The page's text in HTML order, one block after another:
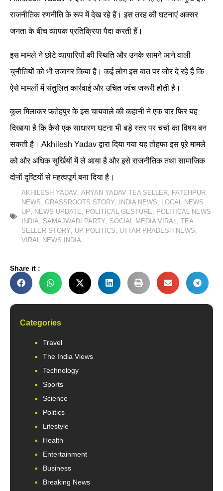
राजनीतिक रणनीति के रूप में देख रहे हैं। इस तरह की घटनाएं अक्सर
जनता के बीच व्यापक प्रतिक्रिया पैदा करती हैं।
इस मामले ने छोटे व्यापारियों की स्थिति और उनके सामने आने वाली
चुनौतियों को भी उजागर किया है। कई लोग इस बात पर जोर दे रहे हैं कि
ऐसे मामलों में संतुलित कार्रवाई और उचित जांच जरूरी होती है।
कुल मिलाकर फतेहपुर के इस चायवाले की कहानी ने एक बार फिर यह
दिखाया है कि कैसे एक साधारण घटना भी बड़े स्तर पर चर्चा का विषय बन
सकती है। Akhilesh Yadav द्वारा दिया गया यह तोहफा इस पूरे मामले
को और अधिक सुर्खियों में ले आया है और इसे राजनीतिक तथा सामाजिक
दोनों दृष्टियों से महत्वपूर्ण बना दिया है।
AKHILESH YADAV ARYAN YADAV TEA SELLER FATEHPUR
NEWS GRASSROOTS STORY INDIA NEWS
LOCAL NEWS
UP
NEWS UPDATE POLITICAL GESTURE
POLITICAL NEWS
INDIA
SAMAJWADI PARTY SOCIAL MEDIA VIRAL
TEA
SELLER STORY
UP POLITICS UTTAR PRADESH NEWS
VIRAL NEWS INDIA
Share it :
Categories
Travel
The India Views
Technology
Sports
Science
Politics
Lifestyle
Health
Entertainment
Business
Breaking News